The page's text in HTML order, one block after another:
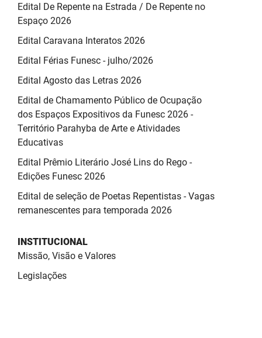
Edital De Repente na Estrada / De Repente no
Espaço 2026
Edital Caravana Interatos 2026
Edital Férias Funesc - julho/2026
Edital Agosto das Letras 2026
Edital de Chamamento Público de Ocupação
dos Espaços Expositivos da Funesc 2026 -
Território Parahyba de Arte e Atividades
Educativas
Edital Prêmio Literário José Lins do Rego -
Edições Funesc 2026
Edital de seleção de Poetas Repentistas - Vagas
remanescentes para temporada 2026
INSTITUCIONAL
Missão, Visão e Valores
Legislações